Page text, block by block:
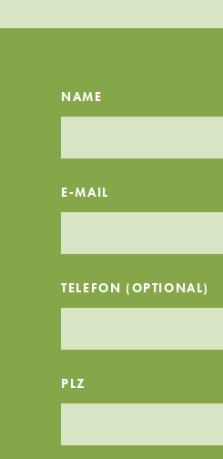
NAME
E-MAIL
TELEFON (OPTIONAL)
PLZ